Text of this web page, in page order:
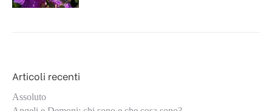
Articoli recenti
Assoluto